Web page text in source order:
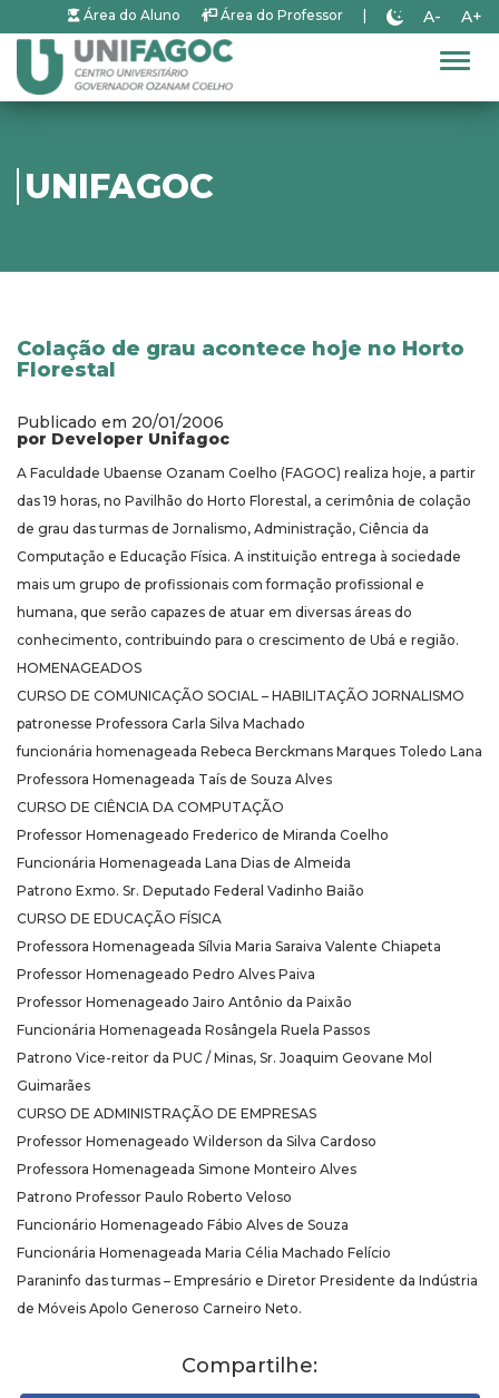
Área do Aluno Área do Professor A- A+
UNIFAGOC
Colação de grau acontece hoje no Horto
Florestal
Publicado em 20/01/2006
por Developer Unifagoc
A Faculdade Ubaense Ozanam Coelho (FAGOC) realiza hoje, a partir
das 19 horas, no Pavilhão do Horto Florestal, a cerimônia de colação
de grau das turmas de Jornalismo, Administração, Ciência da
Computação e Educação Física. A instituição entrega à sociedade
mais um grupo de profissionais com formação profissional e
humana, que serão capazes de atuar em diversas áreas do
conhecimento, contribuindo para o crescimento de Ubá e região.
HOMENAGEADOS
CURSO DE COMUNICAÇÃO SOCIAL – HABILITAÇÃO JORNALISMO
patronesse Professora Carla Silva Machado
funcionária homenageada Rebeca Berckmans Marques Toledo Lana
Professora Homenageada Taís de Souza Alves
CURSO DE CIÊNCIA DA COMPUTAÇÃO
Professor Homenageado Frederico de Miranda Coelho
Funcionária Homenageada Lana Dias de Almeida
Patrono Exmo. Sr. Deputado Federal Vadinho Baião
CURSO DE EDUCAÇÃO FÍSICA
Professora Homenageada Sílvia Maria Saraiva Valente Chiapeta
Professor Homenageado Pedro Alves Paiva
Professor Homenageado Jairo Antônio da Paixão
Funcionária Homenageada Rosângela Ruela Passos
Patrono Vice-reitor da PUC / Minas, Sr. Joaquim Geovane Mol
Guimarães
CURSO DE ADMINISTRAÇÃO DE EMPRESAS
Professor Homenageado Wilderson da Silva Cardoso
Professora Homenageada Simone Monteiro Alves
Patrono Professor Paulo Roberto Veloso
Funcionário Homenageado Fábio Alves de Souza
Funcionária Homenageada Maria Célia Machado Felício
Paraninfo das turmas – Empresário e Diretor Presidente da Indústria
de Móveis Apolo Generoso Carneiro Neto.
Compartilhe: